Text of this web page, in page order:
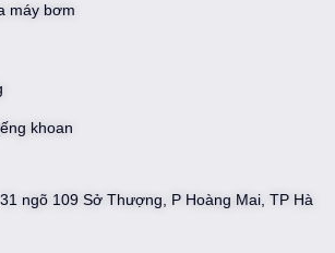
máy bơm
khoan
ngõ 109 Sở Thượng, P Hoàng Mai, TP Hà